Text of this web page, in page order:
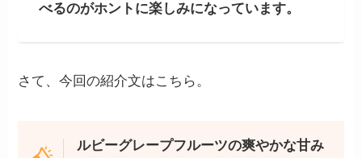
べるのがホントに楽しみになっています。
さて、今回の紹介文はこちら。
ルビーグレープフルーツの爽やかな甘み